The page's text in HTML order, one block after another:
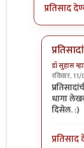
प्रतिसाद
डॉ सुहास
रविवार,
In reply
धागा
दिसेल. :)
प्रतिसाद